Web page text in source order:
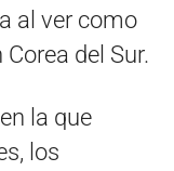
al ver como
del Sur.
la que
los